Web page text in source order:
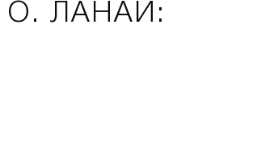
О. ЛАНАЙ: